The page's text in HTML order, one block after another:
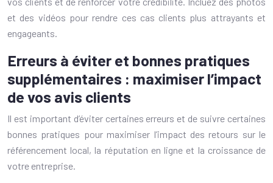
et des vidéos pour rendre ces cas clients plus attrayants et
engageants.
Erreurs à éviter et bonnes pratiques
supplémentaires : maximiser l’impact
de vos avis clients
Il est important d’éviter certaines erreurs et de suivre certaines
bonnes pratiques pour maximiser l’impact des retours sur le
référencement local, la réputation en ligne et la croissance de
votre entreprise.